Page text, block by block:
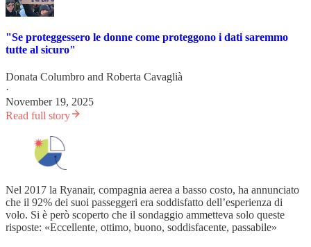
"Se proteggessero le donne come proteggono i dati saremmo
tutte al sicuro"
Donata Columbro and Roberta Cavaglià
·
November 19, 2025
Read full story
Nel 2017 la Ryanair, compagnia aerea a basso costo, ha annunciato
che il 92% dei suoi passeggeri era soddisfatto dell’esperienza di
volo. Si è però scoperto che il sondaggio ammetteva solo queste
risposte: «Eccellente, ottimo, buono, soddisfacente, passabile»